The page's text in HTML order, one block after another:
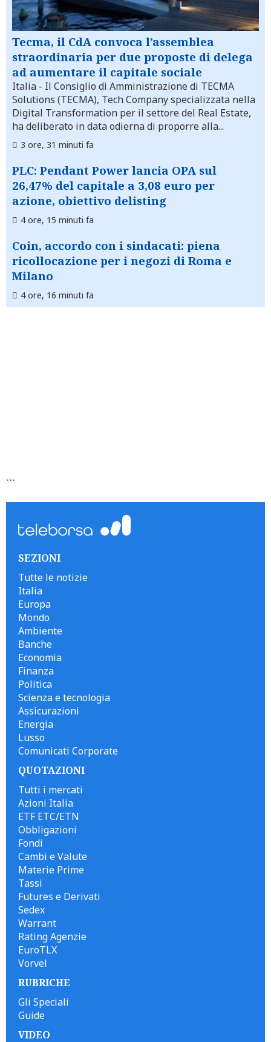
Tecma, il CdA convoca l’assemblea
straordinaria per due proposte di delega
ad aumentare il capitale sociale
Italia - Il Consiglio di Amministrazione di TECMA
Solutions (TECMA), Tech Company specializzata nella
Digital Transformation per il settore del Real Estate,
ha deliberato in data odierna di proporre alla...
3 ore, 31 minuti fa
PLC: Pendant Power lancia OPA sul
26,47% del capitale a 3,08 euro per
azione, obiettivo delisting
4 ore, 15 minuti fa
Coin, accordo con i sindacati: piena
ricollocazione per i negozi di Roma e
Milano
4 ore, 16 minuti fa
```
SEZIONI
Tutte le notizie
Italia
Europa
Mondo
Ambiente
Banche
Economia
Finanza
Politica
Scienza e tecnologia
Assicurazioni
Energia
Lusso
Comunicati Corporate
QUOTAZIONI
Tutti i mercati
Azioni Italia
ETF ETC/ETN
Obbligazioni
Fondi
Cambi e Valute
Materie Prime
Tassi
Futures e Derivati
Sedex
Warrant
Rating Agenzie
EuroTLX
Vorvel
RUBRICHE
Gli Speciali
Guide
VIDEO